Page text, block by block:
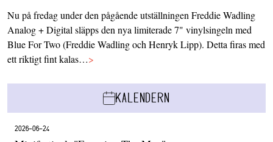
Nu på fredag under den pågående utställningen Freddie Wadling
Analog + Digital släpps den nya limiterade 7" vinylsingeln med
Blue For Two (Freddie Wadling och Henryk Lipp). Detta firas med
ett riktigt fint kalas…>
KALENDERN
2026-06-24